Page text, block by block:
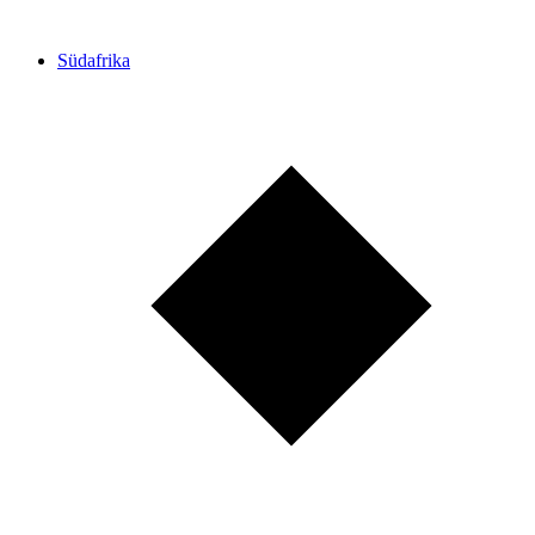
Südafrika